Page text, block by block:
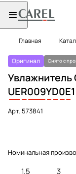
Главная
Оригинал Снято с
Увлажнитель
UER009YD0E1
Арт. 573841
Номинальная
1.5 3